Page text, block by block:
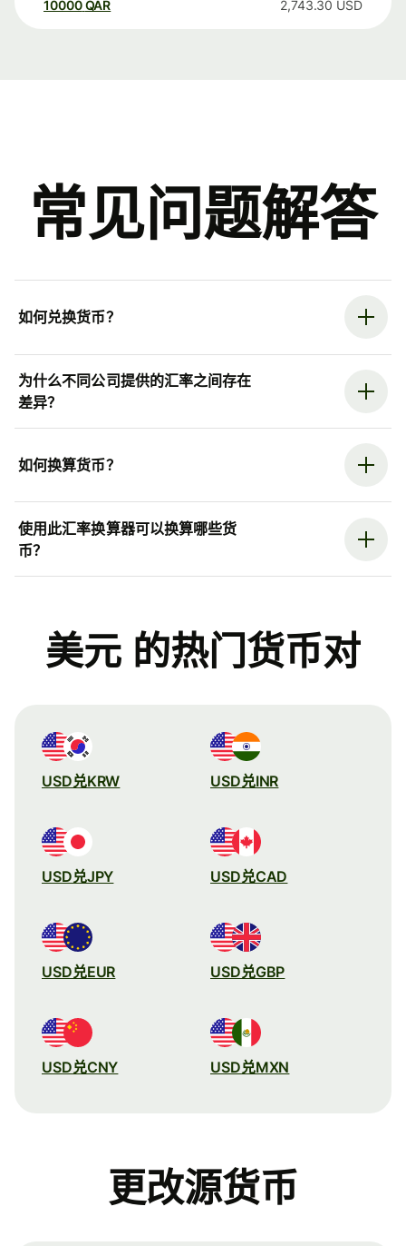
10000 QAR 2,743.30 USD
常见问题解答
如何兑换货币？
为什么不同公司提供的汇率之间存在
差异？
如何换算货币？
使用此汇率换算器可以换算哪些货
币？
美元 的热门货币对
USD兑KRW USD兑INR
USD兑JPY USD兑CAD
USD兑EUR USD兑GBP
USD兑CNY USD兑MXN
更改源货币